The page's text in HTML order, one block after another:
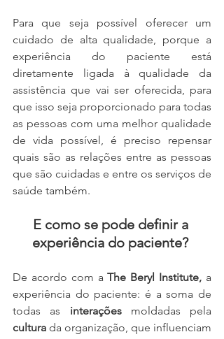
Para que seja possível oferecer um
cuidado de alta qualidade, porque a
experiência do paciente está
diretamente ligada à qualidade da
assistência que vai ser oferecida, para
que isso seja proporcionado para todas
as pessoas com uma melhor qualidade
de vida possível, é preciso repensar
quais são as relações entre as pessoas
que são cuidadas e entre os serviços de
saúde também.
E como se pode definir a
experiência do paciente?
De acordo com a The Beryl Institute, a
experiência do paciente: é a soma de
todas as interações
cultura da organização, que influenciam